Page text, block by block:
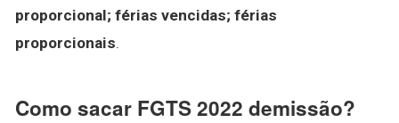
proporcional; férias vencidas; férias
proporcionais.
Como sacar FGTS 2022 demissão?